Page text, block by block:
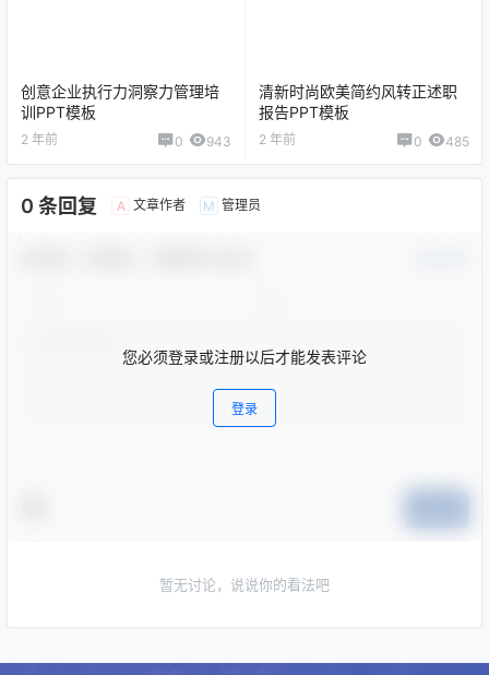
创意企业执行力洞察力管理培
训PPT模板
2 年前 0 943
清新时尚欧美简约风转正述职
报告PPT模板
2 年前 0 485
0 条回复 A 文章作者 M 管理员
您必须登录或注册以后才能发表评论
登录
暂无讨论，说说你的看法吧